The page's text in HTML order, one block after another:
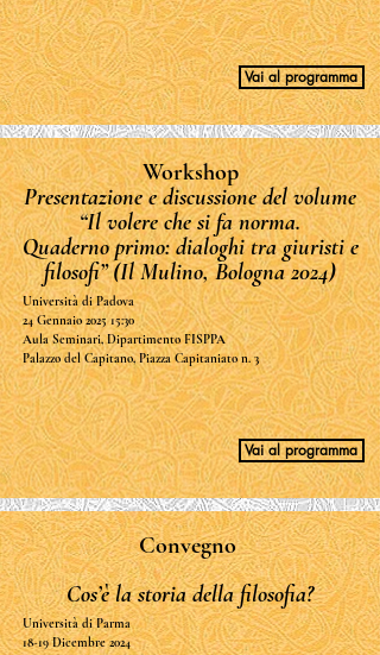
Vai al programma
Workshop
Presentazione e discussione del volume
“Il volere che si fa norma.
Quaderno primo: dialoghi tra giuristi e
filosofi” (Il Mulino, Bologna 2024)
Università di Padova
24 Gennaio 2025 15:30
Aula Seminari, Dipartimento FISPPA
Palazzo del Capitano, Piazza Capitaniato n. 3
Vai al programma
Convegno
Cos’è la storia della filosofia?
Università di Parma
18-19 Dicembre 2024